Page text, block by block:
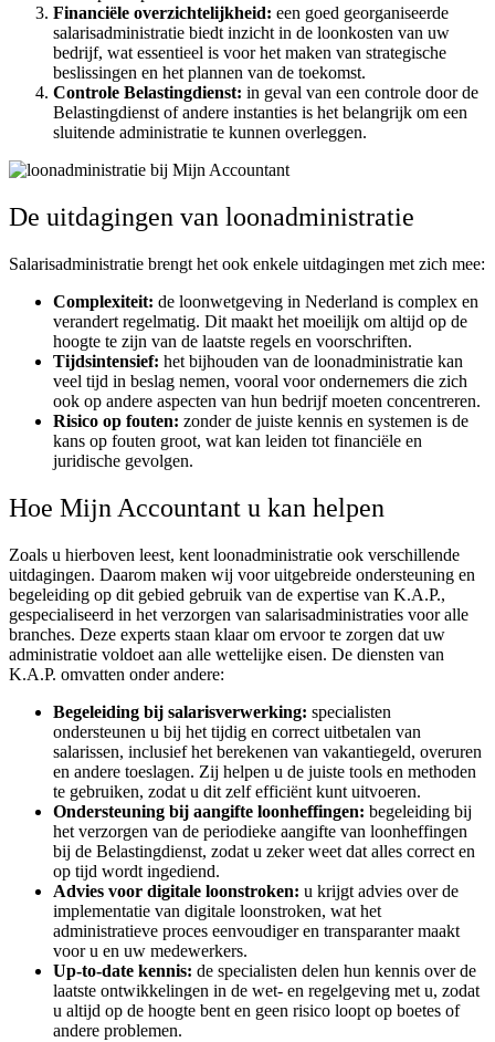
Financiële overzichtelijkheid: een goed georganiseerde
salarisadministratie biedt inzicht in de loonkosten van uw
bedrijf, wat essentieel is voor het maken van strategische
beslissingen en het plannen van de toekomst.
Controle Belastingdienst: in geval van een controle door de
Belastingdienst of andere instanties is het belangrijk om een
sluitende administratie te kunnen overleggen.
De uitdagingen van loonadministratie
Salarisadministratie brengt het ook enkele uitdagingen met zich mee:
Complexiteit: de loonwetgeving in Nederland is complex en
verandert regelmatig. Dit maakt het moeilijk om altijd op de
hoogte te zijn van de laatste regels en voorschriften.
Tijdsintensief: het bijhouden van de loonadministratie kan
veel tijd in beslag nemen, vooral voor ondernemers die zich
ook op andere aspecten van hun bedrijf moeten concentreren.
Risico op fouten: zonder de juiste kennis en systemen is de
kans op fouten groot, wat kan leiden tot financiële en
juridische gevolgen.
Hoe Mijn Accountant u kan helpen
Zoals u hierboven leest, kent loonadministratie ook verschillende
uitdagingen. Daarom maken wij voor uitgebreide ondersteuning en
begeleiding op dit gebied gebruik van de expertise van K.A.P.,
gespecialiseerd in het verzorgen van salarisadministraties voor alle
branches. Deze experts staan klaar om ervoor te zorgen dat uw
administratie voldoet aan alle wettelijke eisen. De diensten van
K.A.P. omvatten onder andere:
Begeleiding bij salarisverwerking: specialisten
ondersteunen u bij het tijdig en correct uitbetalen van
salarissen, inclusief het berekenen van vakantiegeld, overuren
en andere toeslagen. Zij helpen u de juiste tools en methoden
te gebruiken, zodat u dit zelf efficiënt kunt uitvoeren.
Ondersteuning bij aangifte loonheffingen: begeleiding bij
het verzorgen van de periodieke aangifte van loonheffingen
bij de Belastingdienst, zodat u zeker weet dat alles correct en
op tijd wordt ingediend.
Advies voor digitale loonstroken: u krijgt advies over de
implementatie van digitale loonstroken, wat het
administratieve proces eenvoudiger en transparanter maakt
voor u en uw medewerkers.
Up-to-date kennis: de specialisten delen hun kennis over de
laatste ontwikkelingen in de wet- en regelgeving met u, zodat
u altijd op de hoogte bent en geen risico loopt op boetes of
andere problemen.